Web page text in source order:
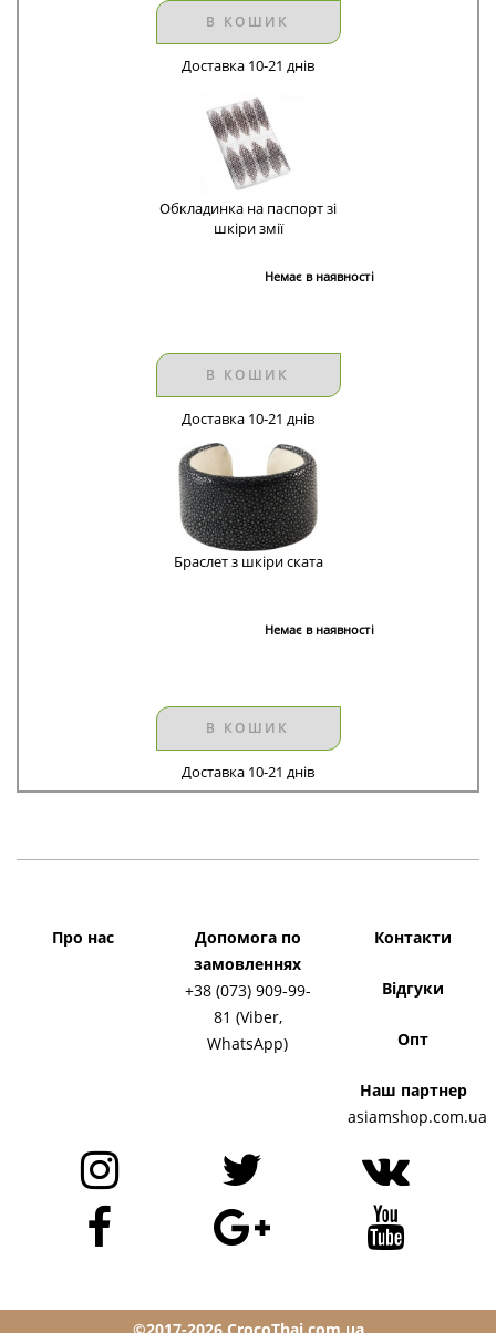
В КОШИК
Доставка 10-21 днів
Обкладинка на паспорт зі
шкіри змії
Немає в наявності
В КОШИК
Доставка 10-21 днів
Браслет з шкіри ската
Немає в наявності
В КОШИК
Доставка 10-21 днів
Про нас
Допомога по
замовленнях
+38 (073) 909-99-
81 (Viber,
WhatsApp)
Контакти
Відгуки
Опт
Наш партнер
asiamshop.com.ua